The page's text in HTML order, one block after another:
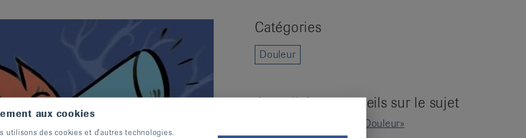
Catégories
Douleur
Actualités et conseils sur le sujet
Revoir le webinaire «Douleur»
aux cookies
utilisons des cookies et d’autres technologies.